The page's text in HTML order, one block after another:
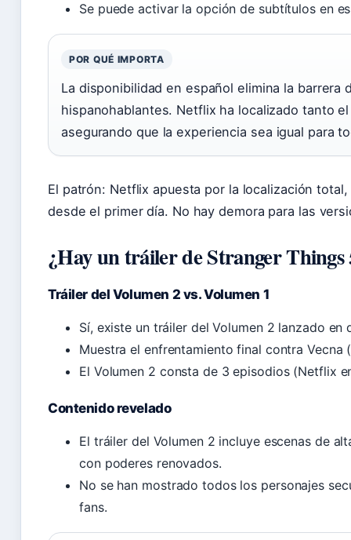
Se puede activar la opción de subtítulos en
POR QUÉ IMPORTA
La disponibilidad en español elimina la barrera
hispanohablantes. Netflix ha localizado tanto
asegurando que la experiencia sea igual para
El patrón: Netflix apuesta por la localización
desde el primer día. No hay demora para las
¿Hay un tráiler de Stranger Things
Tráiler del Volumen 2 vs. Volumen 1
Sí, existe un tráiler del Volumen 2 lanzado
Muestra el enfrentamiento final contra Vecna
El Volumen 2 consta de 3 episodios (Netflix
Contenido revelado
El tráiler del Volumen 2 incluye escenas de
con poderes renovados.
No se han mostrado todos los personajes
fans.